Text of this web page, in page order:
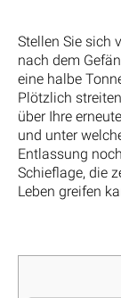
Stellen Sie sich
nach dem
eine halbe
Plötzlich
über Ihre
und unter
Entlassung
Schieflage, die
Leben greifen